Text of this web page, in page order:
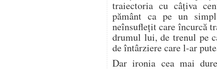
traiectoria cu câțiva
pământ ca pe un
neînsuflețit care încurcă
drumul lui, de trenul pe
de întârziere care l-ar
Dar ironia cea mai